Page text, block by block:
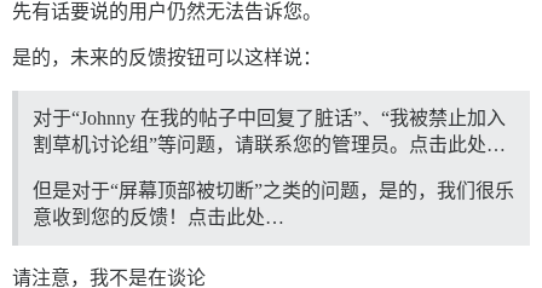
先有话要说的用户仍然无法告诉您。
是的，未来的反馈按钮可以这样说：
对于“Johnny 在我的帖子中回复了脏话”、“我被禁止加入
割草机讨论组”等问题，请联系您的管理员。点击此处…
但是对于“屏幕顶部被切断”之类的问题，是的，我们很乐
意收到您的反馈！点击此处…
请注意，我不是在谈论